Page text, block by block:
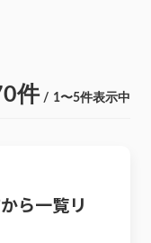
件/ 1〜5件表示中
ら一覧リ